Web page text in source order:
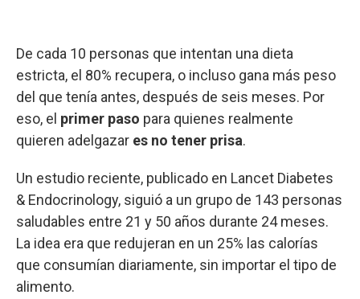
De cada 10 personas que intentan una dieta
estricta, el 80% recupera, o incluso gana más peso
del que tenía antes, después de seis meses. Por
eso, el primer paso para quienes realmente
quieren adelgazar es no tener prisa.
Un estudio reciente, publicado en Lancet Diabetes
& Endocrinology, siguió a un grupo de 143 personas
saludables entre 21 y 50 años durante 24 meses.
La idea era que redujeran en un 25% las calorías
que consumían diariamente, sin importar el tipo de
alimento.